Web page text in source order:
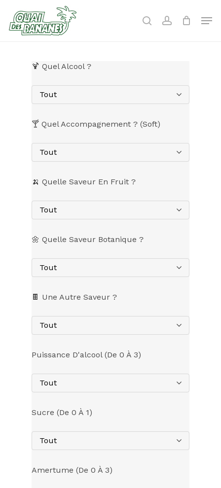
main
content
searchaccount
🍹 Quel Alcool ?
Tout
🍸 Quel Accompagnement ? (Soft)
Tout
🍌 Quelle Saveur En Fruit ?
Tout
🌼 Quelle Saveur Botanique ?
Tout
🍫 Une Autre Saveur ?
Tout
Puissance D'alcool (de 0 À 3)
Tout
Sucre (de 0 À 1)
Tout
Amertume (de 0 À 3)